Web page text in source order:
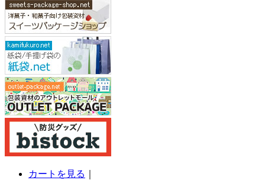
カートを見る